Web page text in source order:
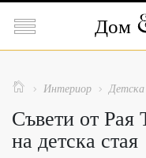
 Дом
  Интериор 
Съвети от Рая
на детска стая